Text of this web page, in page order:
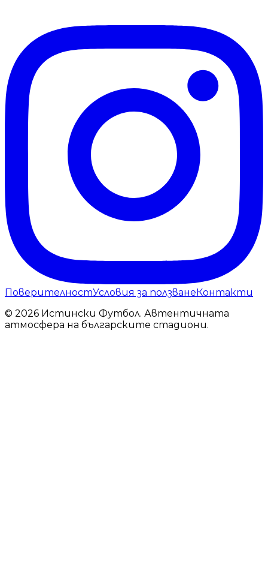
ПоверителностУсловия за ползванеКонтакти
© 2026 Истински Футбол. Автентичната
атмосфера на българските стадиони.